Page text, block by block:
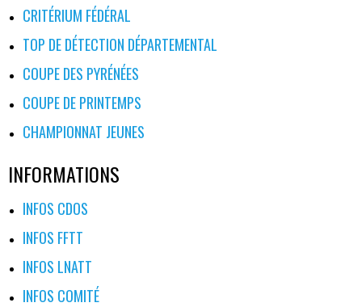
CRITÉRIUM FÉDÉRAL
TOP DE DÉTECTION DÉPARTEMENTAL
COUPE DES PYRÉNÉES
COUPE DE PRINTEMPS
CHAMPIONNAT JEUNES
INFORMATIONS
INFOS CDOS
INFOS FFTT
INFOS LNATT
INFOS COMITÉ